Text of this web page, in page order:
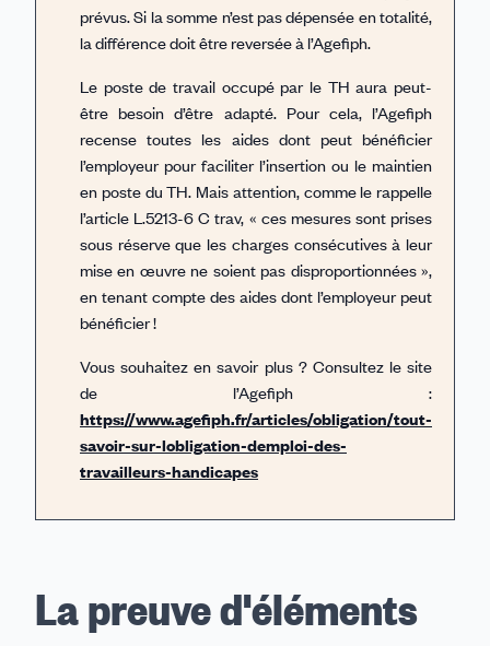
prévus. Si la somme n’est pas dépensée en totalité,
la différence doit être reversée à l’Agefiph.
Le poste de travail occupé par le TH aura peut-
être besoin d’être adapté. Pour cela, l’Agefiph
recense toutes les aides dont peut bénéficier
l’employeur pour faciliter l’insertion ou le maintien
en poste du TH. Mais attention, comme le rappelle
l’article L.5213-6 C trav, « ces mesures sont prises
sous réserve que les charges consécutives à leur
mise en œuvre ne soient pas disproportionnées »,
en tenant compte des aides dont l’employeur peut
bénéficier !
Vous souhaitez en savoir plus ? Consultez le site
de l’Agefiph :
https://www.agefiph.fr/articles/obligation/tout-
savoir-sur-lobligation-demploi-des-
travailleurs-handicapes
La preuve d'éléments